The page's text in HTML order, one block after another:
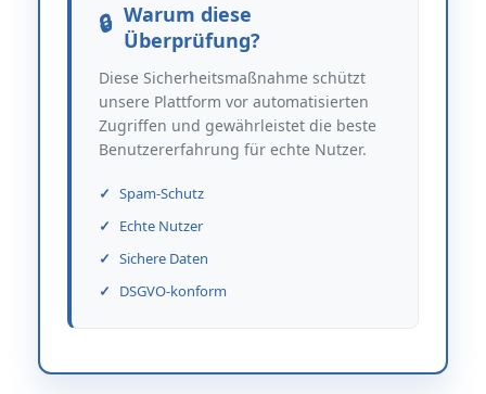
Warum diese
Überprüfung?
Diese Sicherheitsmaßnahme schützt
unsere Plattform vor automatisierten
Zugriffen und gewährleistet die beste
Benutzererfahrung für echte Nutzer.
Spam-Schutz
Echte Nutzer
Sichere Daten
DSGVO-konform